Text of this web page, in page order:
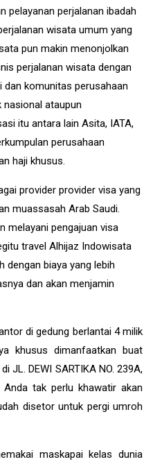
pelayanan perjalanan ibadah
wisata umum yang
pun makin menonjolkan
perjalanan wisata dengan
komunitas perusahaan
nasional ataupun
itu antara lain Asita, IATA,
perusahaan
haji khusus.
provider provider visa yang
muassasah Arab Saudi.
melayani pengajuan visa
travel Alhijaz Indowisata
dengan biaya yang lebih
dan akan menjamin
di gedung berlantai 4 milik
khusus dimanfaatkan buat
JL. DEWI SARTIKA NO. 239A,
Anda tak perlu khawatir akan
disetor untuk pergi umroh
maskapai kelas dunia